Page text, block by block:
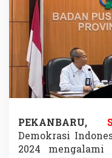
PEKANBARU,
Demokrasi
2024 mengalami